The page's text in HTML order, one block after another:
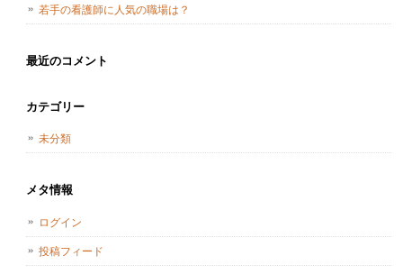
若手の看護師に人気の職場は？
最近のコメント
カテゴリー
未分類
メタ情報
ログイン
投稿フィード